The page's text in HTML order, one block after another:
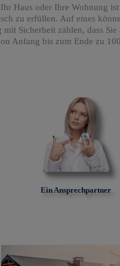
Ihr Haus oder Ihre Wohnung
zu erfüllen. Auf eines
Sicherheit zählen, dass Sie
Anfang bis zum Ende zu
Ein Ansprechpartner